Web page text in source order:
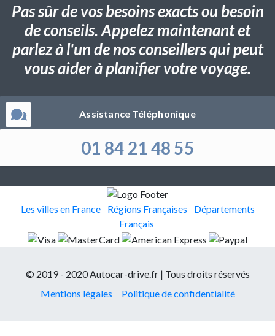
Pas sûr de vos besoins exacts ou besoin
de conseils. Appelez maintenant et
parlez à l'un de nos conseillers qui peut
vous aider à planifier votre voyage.
Assistance Téléphonique
01 84 21 48 55
Les villes en France Régions Françaises
Départements
Français
© 2019 - 2020 Autocar-drive.fr | Tous droits réservés
Mentions légales
Politique de confidentialité